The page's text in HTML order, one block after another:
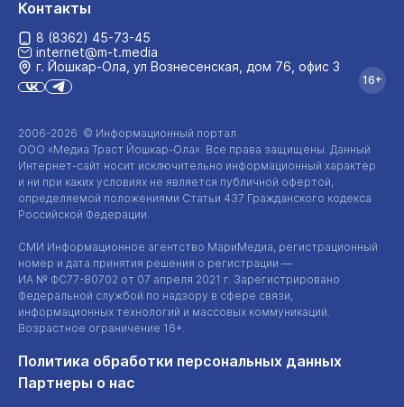
2006-2026 © Информационный портал
ООО «Медиа Траст Йошкар-Ола». Все права защищены. Данный
Интернет-сайт носит исключительно информационный характер
и ни при каких условиях не является публичной офертой,
определяемой положениями Статьи 437 Гражданского кодекса
Российской Федерации.
СМИ Информационное агентство МариМедиа, регистрационный
номер и дата принятия решения о регистрации —
ИА № ФС77-80702 от 07 апреля 2021 г. Зарегистрировано
Федеральной службой по надзору в сфере связи,
информационных технологий и массовых коммуникаций.
Возрастное ограничение 16+.
Политика обработки персональных данных
Партнеры о нас
Контакты
8 (8362) 45-73-45
internet@m-t.media
г. Йошкар‑Ола, ул Вознесенская, дом 76, офис 3
16+